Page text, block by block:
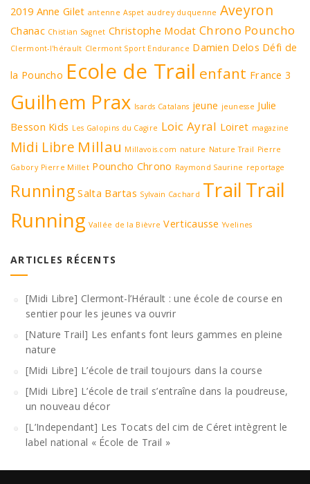
2019 Anne Gilet antenne Aspet audrey duquenne Aveyron
Chanac Chistian Sagnet Christophe Modat Chrono Pouncho
Clermont-l'hérault Clermont Sport Endurance Damien Delos Défi de
la Pouncho Ecole de Trail enfant France 3
Guilhem Prax Isards Catalans jeune jeunesse Julie
Besson Kids Les Galopins du Cagire Loic Ayral Loiret magazine
Midi Libre Millau Millavois.com nature Nature Trail Pierre
Gabory Pierre Millet Pouncho Chrono Raymond Saurine reportage
Running Salta Bartas Sylvain Cachard Trail Trail
Running Vallée de la Bièvre Verticausse Yvelines
ARTICLES RÉCENTS
[Midi Libre] Clermont-l’Hérault : une école de course en
sentier pour les jeunes va ouvrir
[Nature Trail] Les enfants font leurs gammes en pleine
nature
[Midi Libre] L’école de trail toujours dans la course
[Midi Libre] L’école de trail s’entraîne dans la poudreuse,
un nouveau décor
[L’Independant] Les Tocats del cim de Céret intègrent le
label national « École de Trail »